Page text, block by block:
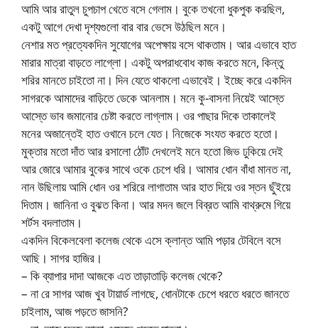
আমি আর রাতুল চুপচাপ খেতে বসে গেলাম। বুকে তখনো ধুকপুক করছিল,
একটু আগে দেখা দৃশ্যগুলো বার বার ভেসে উঠছিল মনে।
নেশার মত প্রত্যেকদিন সুযোগের অপেক্ষায় বসে থাকতাম। আর এভাবে হাত
মারার মাত্রা বাড়তে লাগ্লো। একটু অপরাধবোধ কাজ করতে মনে, কিন্তু
শরির মানতে চাইতো না। দিন যেতে থাকলো এভাবেই। ইচ্ছে করে একদিন
সাগরকে আমাদের বাড়িতে ডেকে আনলাম। মনে কু-বাসনা নিয়েই আস্তে
আস্তে ভাব জমানোর চেষ্টা করতে লাগ্লাম। ওর পাছার দিকে তাকালেই
মনের অজান্তেই হাত ওখানে চলে যেত। নিজেকে সংযত করতে হতো।
মুক্তার মতো দাঁত আর রসালো ঠোঁট দেখলেই মনে হতো জিভ ঢুকিয়ে দেই
আর জোরে আমার বুকের সাথে ওকে চেপে ধরি। আমার ধোন বাঁধা মানত না,
নান উছিলায় আমি ধোন ওর শরিরে লাগাতাম আর হাত দিয়ে ওর স্তন ছুঁইয়ে
দিতাম। জানিনা ও বুঝত কিনা। আর মদন জলে বিব্রত আমি বাথ্রুমে গিয়ে
শর্টস বদলাতাম।
একদিন বিকেলবেলা কলেজ থেকে এসে ক্লান্ত আমি পড়ার টেবিলে বসে
আছি। সাগর হাজির।
– কি ব্যাপার দাদা আজকে এত তাড়াতাড়ি কলেজ থেকে?
– না রে সাগর আজ খুব টায়ার্ড লাগছে, ধোনটাকে চেপে ধরতে ধরতে জানতে
চাইলাম, আজ পড়তে জাসনি?